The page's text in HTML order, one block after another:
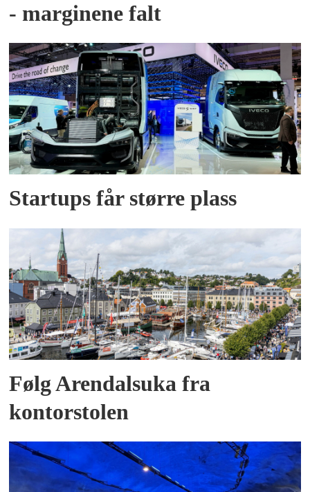
- marginene falt
Startups får større plass
Følg Arendalsuka fra
kontorstolen